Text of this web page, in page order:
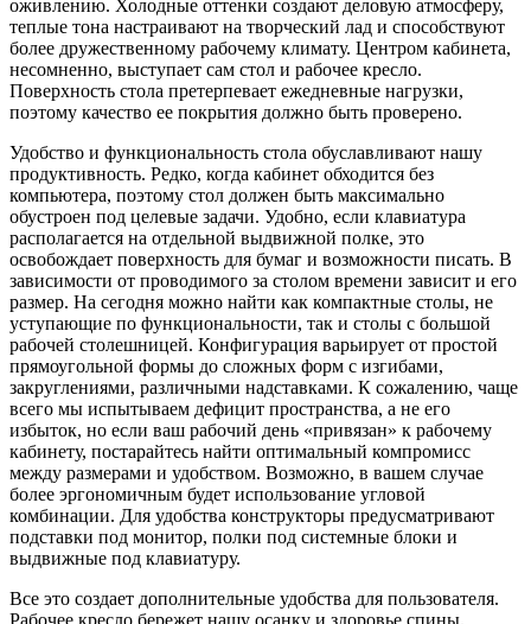
оживлению. Холодные оттенки создают деловую атмосферу,
теплые тона настраивают на творческий лад и способствуют
более дружественному рабочему климату. Центром кабинета,
несомненно, выступает сам стол и рабочее кресло.
Поверхность стола претерпевает ежедневные нагрузки,
поэтому качество ее покрытия должно быть проверено.
Удобство и функциональность стола обуславливают нашу
продуктивность. Редко, когда кабинет обходится без
компьютера, поэтому стол должен быть максимально
обустроен под целевые задачи. Удобно, если клавиатура
располагается на отдельной выдвижной полке, это
освобождает поверхность для бумаг и возможности писать. В
зависимости от проводимого за столом времени зависит и его
размер. На сегодня можно найти как компактные столы, не
уступающие по функциональности, так и столы с большой
рабочей столешницей. Конфигурация варьирует от простой
прямоугольной формы до сложных форм с изгибами,
закруглениями, различными надставками. К сожалению, чаще
всего мы испытываем дефицит пространства, а не его
избыток, но если ваш рабочий день «привязан» к рабочему
кабинету, постарайтесь найти оптимальный компромисс
между размерами и удобством. Возможно, в вашем случае
более эргономичным будет использование угловой
комбинации. Для удобства конструкторы предусматривают
подставки под монитор, полки под системные блоки и
выдвижные под клавиатуру.
Все это создает дополнительные удобства для пользователя.
Рабочее кресло бережет нашу осанку и здоровье спины.